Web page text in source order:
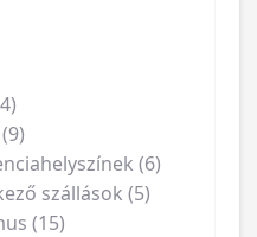
(6)
szállások (5)
(15)